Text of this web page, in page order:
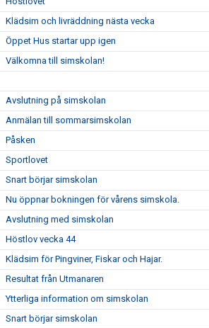
Klädsim och livräddning nästa vecka
Öppet Hus startar upp igen
Välkomna till simskolan!
Avslutning på simskolan
Anmälan till sommarsimskolan
Påsken
Sportlovet
Snart börjar simskolan
Nu öppnar bokningen för vårens simskola.
Avslutning med simskolan
Höstlov vecka 44
Klädsim för Pingviner, Fiskar och Hajar.
Resultat från Utmanaren
Ytterliga information om simskolan
Snart börjar simskolan